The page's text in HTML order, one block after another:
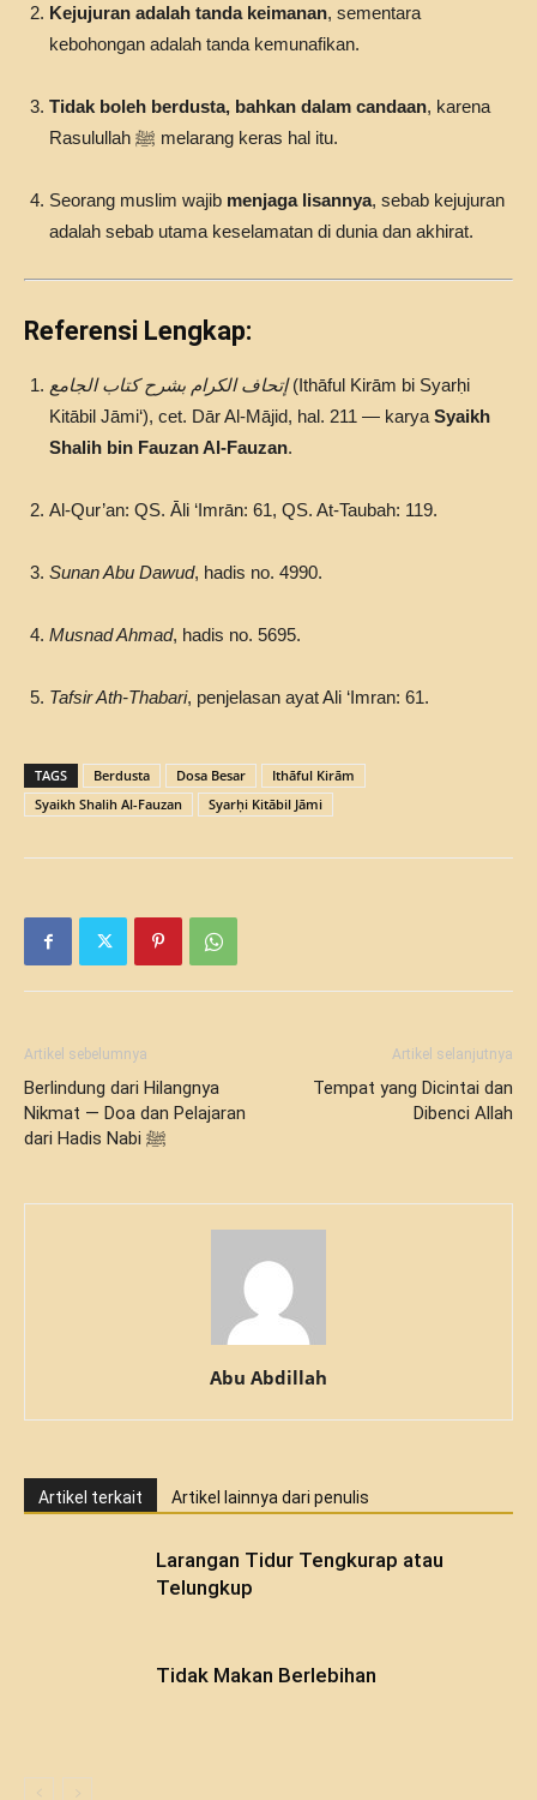
Kejujuran adalah tanda keimanan, sementara
kebohongan adalah tanda kemunafikan.
Tidak boleh berdusta, bahkan dalam candaan, karena
Rasulullah ﷺ melarang keras hal itu.
Seorang muslim wajib menjaga lisannya, sebab kejujuran
adalah sebab utama keselamatan di dunia dan akhirat.
Referensi Lengkap:
إتحاف الكرام بشرح كتاب الجامع(Ithāful Kirām bi Syarḥi
Kitābil Jāmi‘), cet. Dār Al-Mājid, hal. 211 — karya Syaikh
Shalih bin Fauzan Al-Fauzan.
Al-Qur’an: QS. Āli ‘Imrān: 61, QS. At-Taubah: 119.
Sunan Abu Dawud, hadis no. 4990.
Musnad Ahmad, hadis no. 5695.
Tafsir Ath-Thabari, penjelasan ayat Ali ‘Imran: 61.
TAGS Berdusta Dosa Besar
Ithāful Kirām
Syaikh Shalih Al-Fauzan
Syarḥi Kitābil Jāmi
Artikel sebelumnya
Berlindung dari Hilangnya
Nikmat — Doa dan Pelajaran
dari Hadis Nabi ﷺ
Artikel selanjutnya
Tempat yang Dicintai dan
Dibenci Allah
Abu Abdillah
Artikel terkait Artikel lainnya dari penulis
Larangan Tidur Tengkurap atau
Telungkup
Tidak Makan Berlebihan